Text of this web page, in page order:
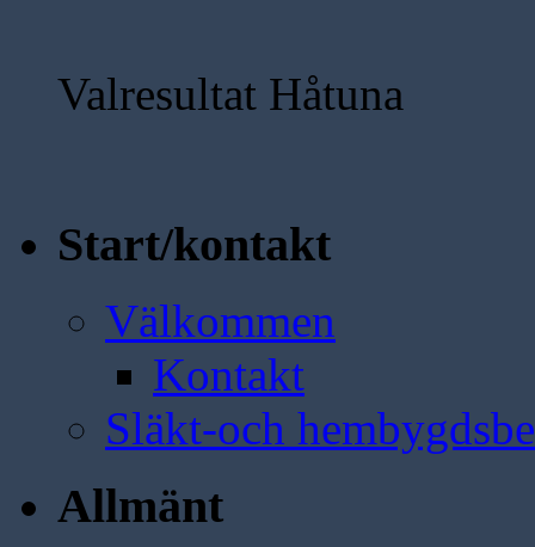
Valresultat Håtuna
Start/kontakt
Välkommen
Kontakt
Släkt-och
Allmänt